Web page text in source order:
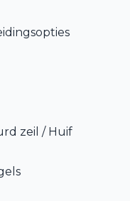
zeil / Huif